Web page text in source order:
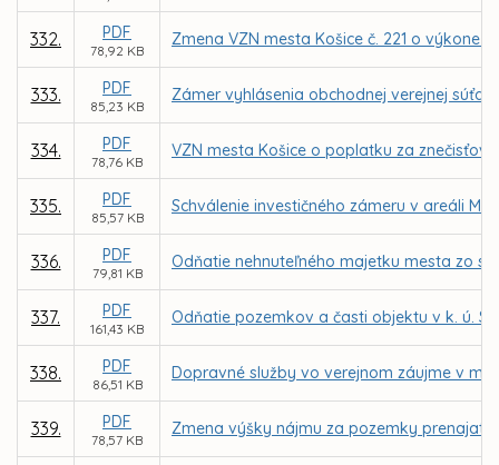
332. PDF
78,92 KB
Zmena VZN mesta Košice č. 221 o výkone
333. PDF
85,23 KB
Zámer vyhlásenia obchodnej verejnej
334. PDF
78,76 KB
VZN mesta Košice o poplatku za
335. PDF
85,57 KB
Schválenie investičného zámeru v areáli MŠ
336. PDF
79,81 KB
Odňatie nehnuteľného majetku mesta zo
337. PDF
161,43 KB
Odňatie pozemkov a časti objektu v k. ú.
338. PDF
86,51 KB
Dopravné služby vo verejnom záujme v
339. PDF
78,57 KB
Zmena výšky nájmu za pozemky prenajaté